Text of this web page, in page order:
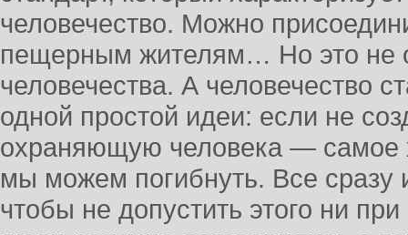
человечество. Можно
пещерным жителям… Но это не
человечества. А человечество
одной простой идеи: если не
охраняющую человека — самое
мы можем погибнуть. Все сразу
чтобы не допустить этого ни